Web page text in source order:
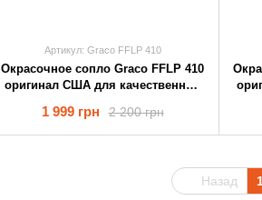
Артикул: Graco FFLP 410
Окрасочное cопло Graco FFLP 410
оригинал США для качественной
2 200 грн
1 999 грн
Назад